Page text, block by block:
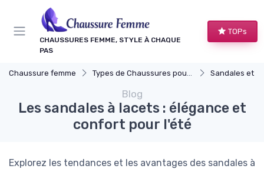
CHAUSSURES FEMME, STYLE À CHAQUE
PAS
TOPs
Chaussure femme Types de Chaussures pour Femmes Sandales et
Blog
Les sandales à lacets : élégance et
confort pour l'été
Explorez les tendances et les avantages des sandales à
Panneau de gestion des cookies